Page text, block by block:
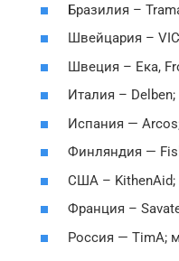
Бразилия –
Швейцария –
Швеция – Ека,
Италия – Delben;
Испания —
Финляндия —
США – KithenAid;
Франция –
Россия — TimA;